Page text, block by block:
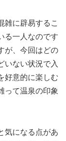
雑に辟易するこ
る一人なのです
が、今回はどの
いない状況で入
好意的に楽しむ
って温泉の印象
気になる点があ